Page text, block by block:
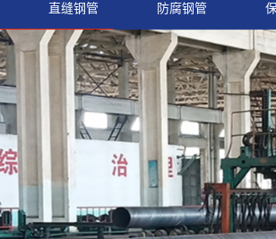
直缝钢管 防腐钢管